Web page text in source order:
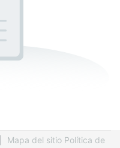
Mapa del sitio Política de